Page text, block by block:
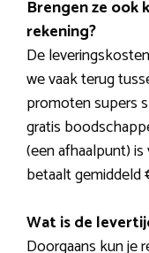
Brengen ze ook
rekening?
De
we vaak terug
promoten supers
gratis
(een afhaalpunt)
betaalt gemiddeld
Wat is de
Doorgaans kun je